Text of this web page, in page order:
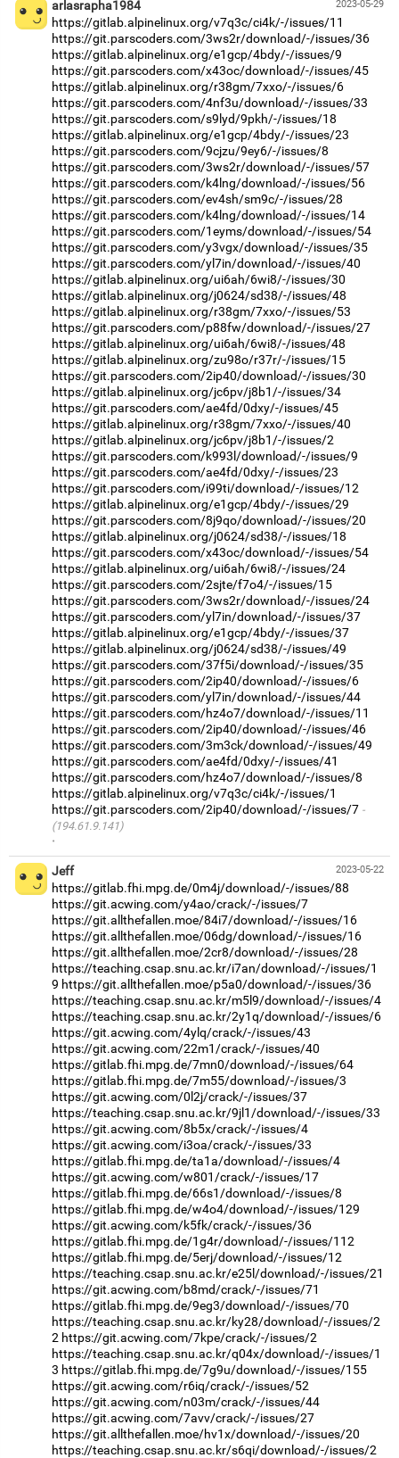
2023-05-29
arlasrapha1984
https://gitlab.alpinelinux.org/v7q3c/ci4k/-/issues/11
https://git.parscoders.com/3ws2r/download/-/issues/36
https://gitlab.alpinelinux.org/e1gcp/4bdy/-/issues/9
https://git.parscoders.com/x43oc/download/-/issues/45
https://gitlab.alpinelinux.org/r38gm/7xxo/-/issues/6
https://git.parscoders.com/4nf3u/download/-/issues/33
https://git.parscoders.com/s9lyd/9pkh/-/issues/18
https://gitlab.alpinelinux.org/e1gcp/4bdy/-/issues/23
https://git.parscoders.com/9cjzu/9ey6/-/issues/8
https://git.parscoders.com/3ws2r/download/-/issues/57
https://git.parscoders.com/k4lng/download/-/issues/56
https://git.parscoders.com/ev4sh/sm9c/-/issues/28
https://git.parscoders.com/k4lng/download/-/issues/14
https://git.parscoders.com/1eyms/download/-/issues/54
https://git.parscoders.com/y3vgx/download/-/issues/35
https://git.parscoders.com/yl7in/download/-/issues/40
https://gitlab.alpinelinux.org/ui6ah/6wi8/-/issues/30
https://gitlab.alpinelinux.org/j0624/sd38/-/issues/48
https://gitlab.alpinelinux.org/r38gm/7xxo/-/issues/53
https://git.parscoders.com/p88fw/download/-/issues/27
https://gitlab.alpinelinux.org/ui6ah/6wi8/-/issues/48
https://gitlab.alpinelinux.org/zu98o/r37r/-/issues/15
https://git.parscoders.com/2ip40/download/-/issues/30
https://gitlab.alpinelinux.org/jc6pv/j8b1/-/issues/34
https://git.parscoders.com/ae4fd/0dxy/-/issues/45
https://gitlab.alpinelinux.org/r38gm/7xxo/-/issues/40
https://gitlab.alpinelinux.org/jc6pv/j8b1/-/issues/2
https://git.parscoders.com/k993l/download/-/issues/9
https://git.parscoders.com/ae4fd/0dxy/-/issues/23
https://git.parscoders.com/i99ti/download/-/issues/12
https://gitlab.alpinelinux.org/e1gcp/4bdy/-/issues/29
https://git.parscoders.com/8j9qo/download/-/issues/20
https://gitlab.alpinelinux.org/j0624/sd38/-/issues/18
https://git.parscoders.com/x43oc/download/-/issues/54
https://gitlab.alpinelinux.org/ui6ah/6wi8/-/issues/24
https://git.parscoders.com/2sjte/f7o4/-/issues/15
https://git.parscoders.com/3ws2r/download/-/issues/24
https://git.parscoders.com/yl7in/download/-/issues/37
https://gitlab.alpinelinux.org/e1gcp/4bdy/-/issues/37
https://gitlab.alpinelinux.org/j0624/sd38/-/issues/49
https://git.parscoders.com/37f5i/download/-/issues/35
https://git.parscoders.com/2ip40/download/-/issues/6
https://git.parscoders.com/yl7in/download/-/issues/44
https://git.parscoders.com/hz4o7/download/-/issues/11
https://git.parscoders.com/2ip40/download/-/issues/46
https://git.parscoders.com/3m3ck/download/-/issues/49
https://git.parscoders.com/ae4fd/0dxy/-/issues/41
https://git.parscoders.com/hz4o7/download/-/issues/8
https://gitlab.alpinelinux.org/v7q3c/ci4k/-/issues/1
https://git.parscoders.com/2ip40/download/-/issues/7
(194.61.9.141)
·
2023-05-22
Jeff
https://gitlab.fhi.mpg.de/0m4j/download/-/issues/88
https://git.acwing.com/y4ao/crack/-/issues/7
https://git.allthefallen.moe/84i7/download/-/issues/16
https://git.allthefallen.moe/06dg/download/-/issues/16
https://git.allthefallen.moe/2cr8/download/-/issues/28
https://teaching.csap.snu.ac.kr/i7an/download/-/issues/1
9 https://git.allthefallen.moe/p5a0/download/-/issues/36
https://teaching.csap.snu.ac.kr/m5l9/download/-/issues/4
https://teaching.csap.snu.ac.kr/2y1q/download/-/issues/6
https://git.acwing.com/4ylq/crack/-/issues/43
https://git.acwing.com/22m1/crack/-/issues/40
https://gitlab.fhi.mpg.de/7mn0/download/-/issues/64
https://gitlab.fhi.mpg.de/7m55/download/-/issues/3
https://git.acwing.com/0l2j/crack/-/issues/37
https://teaching.csap.snu.ac.kr/9jl1/download/-/issues/33
https://git.acwing.com/8b5x/crack/-/issues/4
https://git.acwing.com/i3oa/crack/-/issues/33
https://gitlab.fhi.mpg.de/ta1a/download/-/issues/4
https://git.acwing.com/w801/crack/-/issues/17
https://gitlab.fhi.mpg.de/66s1/download/-/issues/8
https://gitlab.fhi.mpg.de/w4o4/download/-/issues/129
https://git.acwing.com/k5fk/crack/-/issues/36
https://gitlab.fhi.mpg.de/1g4r/download/-/issues/112
https://gitlab.fhi.mpg.de/5erj/download/-/issues/12
https://teaching.csap.snu.ac.kr/e25l/download/-/issues/21
https://git.acwing.com/b8md/crack/-/issues/71
https://gitlab.fhi.mpg.de/9eg3/download/-/issues/70
https://teaching.csap.snu.ac.kr/ky28/download/-/issues/2
2 https://git.acwing.com/7kpe/crack/-/issues/2
https://teaching.csap.snu.ac.kr/q04x/download/-/issues/1
3 https://gitlab.fhi.mpg.de/7g9u/download/-/issues/155
https://git.acwing.com/r6iq/crack/-/issues/52
https://git.acwing.com/n03m/crack/-/issues/44
https://git.acwing.com/7avv/crack/-/issues/27
https://git.allthefallen.moe/hv1x/download/-/issues/20
https://teaching.csap.snu.ac.kr/s6qi/download/-/issues/2